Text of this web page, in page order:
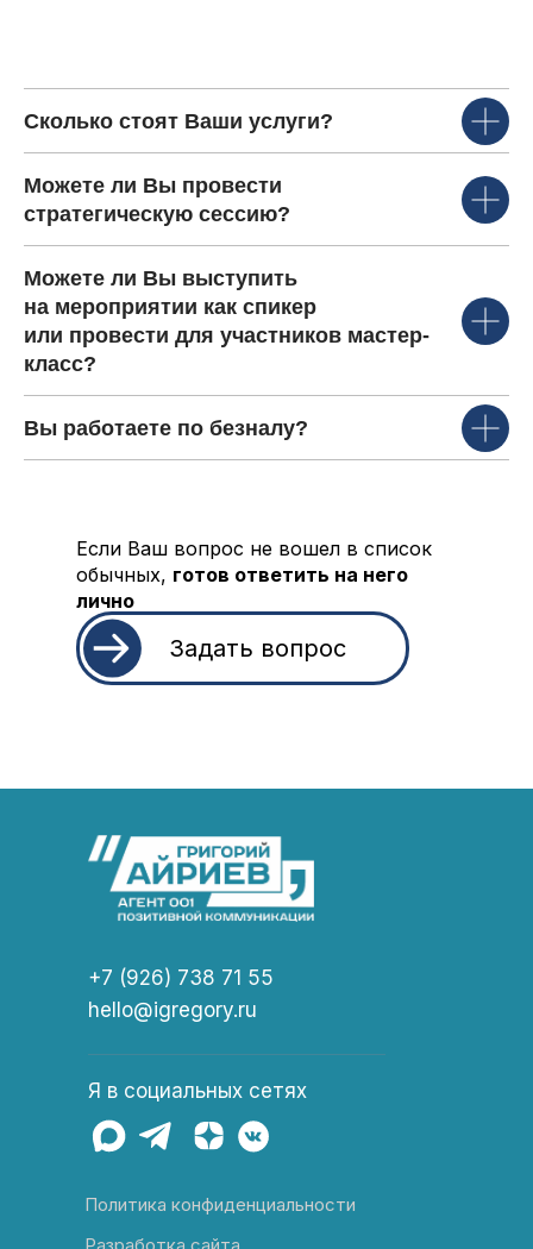
Сколько стоят Ваши услуги?
Можете ли Вы провести
стратегическую сессию?
Можете ли Вы выступить
на мероприятии как спикер
или провести для участников мастер-
класс?
Вы работаете по безналу?
Задать вопрос
Если Ваш вопрос не вошел в список
обычных, готов ответить на него
лично
Политика конфиденциальности
+7 (926) 738 71 55
hello@igregory.ru
Я в социальных сетях